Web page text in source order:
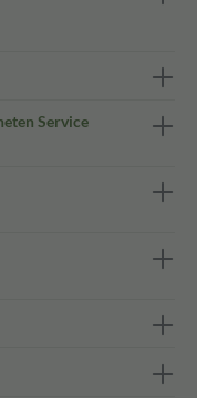
Service